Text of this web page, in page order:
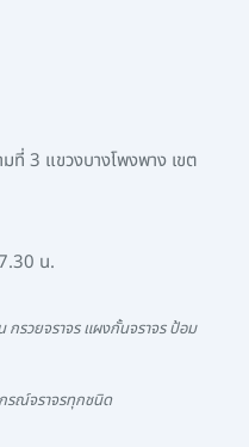
ที่ 3 แขวงบางโพงพาง เขต
น.
กรวยจราจร แผงกั้นจราจร ป้อม
รณ์จราจรทุกชนิด